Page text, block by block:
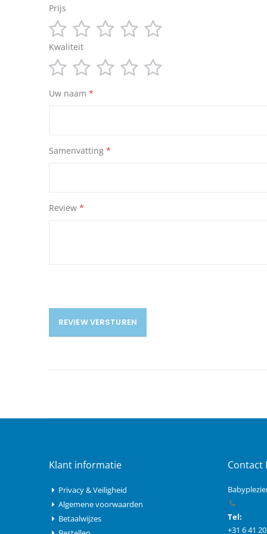
Prijs
1
star
2
stars
3
stars
4
stars
Kwaliteit
1
star
2
stars
3
stars
4
stars
Uw naam
Samenvatting
Review
REVIEW VERSTUREN
Klant informatie
Privacy & Veiligheid
Algemene voorwaarden
Betaalwijzes
Contact
Tel:
+31 6 41